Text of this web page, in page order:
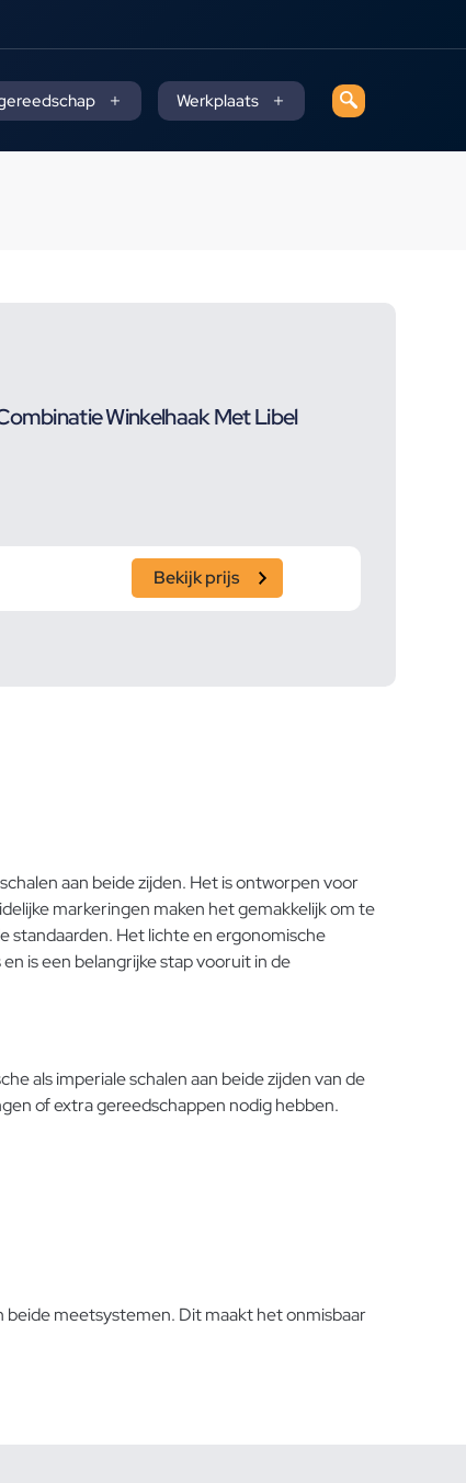
Werkplaats
Winkelhaak Met Libel
Bekijk prijs
aan beide zijden. Het is ontworpen voor
markeringen maken het gemakkelijk om te
standaarden. Het lichte en ergonomische
is een belangrijke stap vooruit in de
als imperiale schalen aan beide zijden van de
of extra gereedschappen nodig hebben.
beide meetsystemen. Dit maakt het onmisbaar